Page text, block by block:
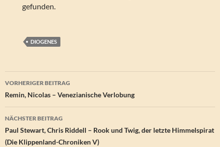
gefunden.
DIOGENES
Beitragsnavigation
VORHERIGER BEITRAG
Remin, Nicolas – Venezianische Verlobung
NÄCHSTER BEITRAG
Paul Stewart, Chris Riddell – Rook und Twig, der letzte Himmelspirat
(Die Klippenland-Chroniken V)